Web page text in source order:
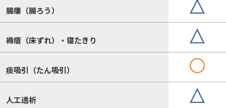
腸瘻（腸ろう）
褥瘡（床ずれ）・寝たきり
痰吸引（たん吸引）
人工透析